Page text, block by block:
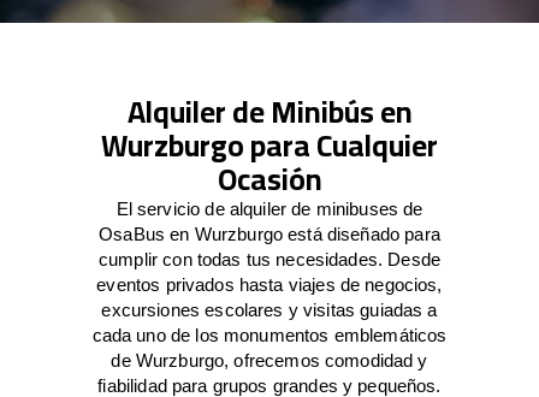
Alquiler de Minibús en
Wurzburgo para Cualquier
Ocasión
El servicio de alquiler de minibuses de
OsaBus en Wurzburgo está diseñado para
cumplir con todas tus necesidades. Desde
eventos privados hasta viajes de negocios,
excursiones escolares y visitas guiadas a
cada uno de los monumentos emblemáticos
de Wurzburgo, ofrecemos comodidad y
fiabilidad para grupos grandes y pequeños.